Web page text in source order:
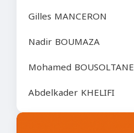
Gilles MANCERON
Nadir BOUMAZA
Mohamed BOUSOLTANE
Abdelkader KHELIFI